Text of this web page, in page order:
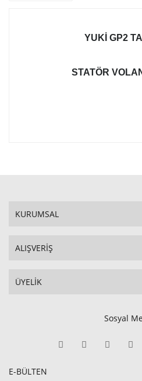
YUKI GP2
STATÖR
KURUMSAL
ALIŞVERİŞ
ÜYELİK
Sosyal
E-BÜLTEN